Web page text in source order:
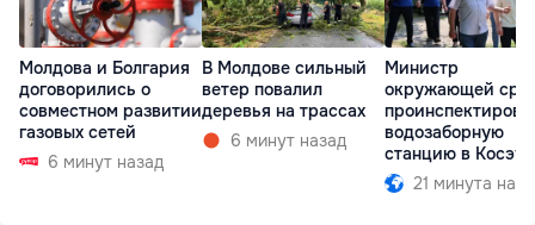
Молдова и Болгария
договорились о
совместном развитии
газовых сетей
6 минут назад
В Молдове сильный
ветер повалил
деревья на трассах
6 минут назад
Министр
окружающей
водозаборную
станцию в
21 минута